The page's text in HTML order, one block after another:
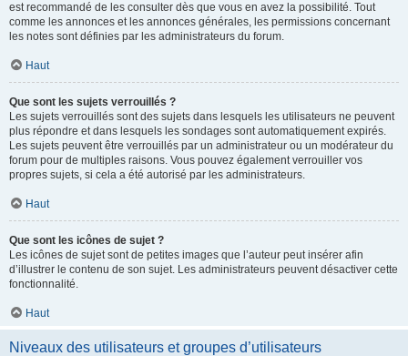
est recommandé de les consulter dès que vous en avez la possibilité. Tout
comme les annonces et les annonces générales, les permissions concernant
les notes sont définies par les administrateurs du forum.
Haut
Que sont les sujets verrouillés ?
Les sujets verrouillés sont des sujets dans lesquels les utilisateurs ne peuvent
plus répondre et dans lesquels les sondages sont automatiquement expirés.
Les sujets peuvent être verrouillés par un administrateur ou un modérateur du
forum pour de multiples raisons. Vous pouvez également verrouiller vos
propres sujets, si cela a été autorisé par les administrateurs.
Haut
Que sont les icônes de sujet ?
Les icônes de sujet sont de petites images que l’auteur peut insérer afin
d’illustrer le contenu de son sujet. Les administrateurs peuvent désactiver cette
fonctionnalité.
Haut
Niveaux des utilisateurs et groupes d’utilisateurs